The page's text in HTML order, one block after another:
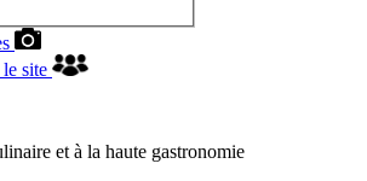
le site
et à la haute gastronomie